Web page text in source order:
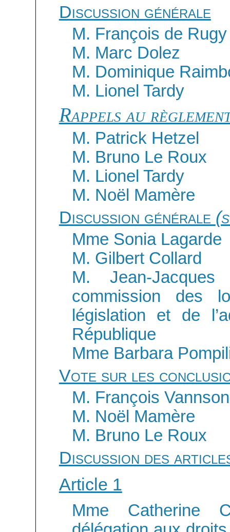
Discussion générale
M. François de Rugy
M. Marc Dolez
M. Dominique
M. Lionel Tardy
Rappels au
M. Patrick Hetzel
M. Bruno Le Roux
M. Lionel Tardy
M. Noël Mamère
Discussion générale
Mme Sonia Lagarde
M. Gilbert Collard
M. Jean-
commission des
législation et de
République
Mme Barbara
Vote sur les
M. François Vannson
M. Noël Mamère
M. Bruno Le Roux
Discussion des
Article 1
Mme Catherine